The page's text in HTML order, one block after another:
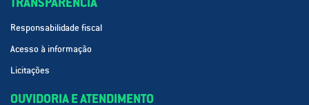
Responsabilidade fiscal
Acesso à informação
Licitações
OUVIDORIA E ATENDIMENTO